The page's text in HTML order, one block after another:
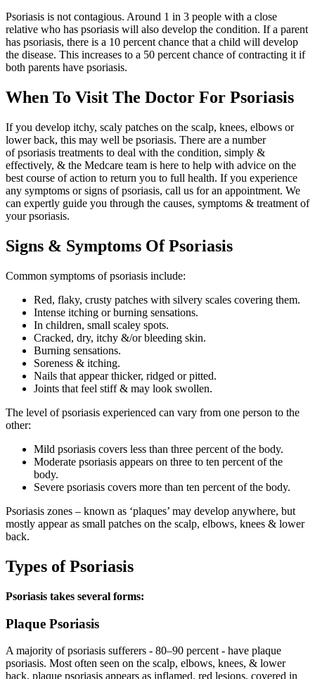
Psoriasis is not contagious. Around 1 in 3 people with a close
relative who has psoriasis will also develop the condition. If a parent
has psoriasis, there is a 10 percent chance that a child will develop
the disease. This increases to a 50 percent chance of contracting it if
both parents have psoriasis.
When To Visit The Doctor For Psoriasis
If you develop itchy, scaly patches on the scalp, knees, elbows or
lower back, this may well be psoriasis. There are a number
of psoriasis treatments to deal with the condition, simply &
effectively, & the Medcare team is here to help with advice on the
best course of action to return you to full health. If you experience
any symptoms or signs of psoriasis, call us for an appointment. We
can expertly guide you through the causes, symptoms & treatment of
your psoriasis.
Signs & Symptoms Of Psoriasis
Common symptoms of psoriasis include:
Red, flaky, crusty patches with silvery scales covering them.
Intense itching or burning sensations.
In children, small scaley spots.
Cracked, dry, itchy &/or bleeding skin.
Burning sensations.
Soreness & itching.
Nails that appear thicker, ridged or pitted.
Joints that feel stiff & may look swollen.
The level of psoriasis experienced can vary from one person to the
other:
Mild psoriasis covers less than three percent of the body.
Moderate psoriasis appears on three to ten percent of the
body.
Severe psoriasis covers more than ten percent of the body.
Psoriasis zones – known as ‘plaques’ may develop anywhere, but
mostly appear as small patches on the scalp, elbows, knees & lower
back.
Types of Psoriasis
Psoriasis takes several forms:
Plaque Psoriasis
A majority of psoriasis sufferers - 80–90 percent - have plaque
psoriasis. Most often seen on the scalp, elbows, knees, & lower
back, plaque psoriasis appears as inflamed, red lesions, covered in